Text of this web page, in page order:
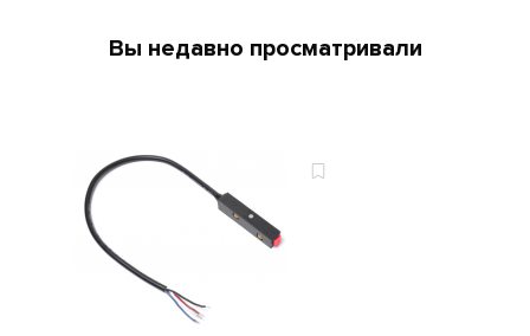
Вы недавно просматривали